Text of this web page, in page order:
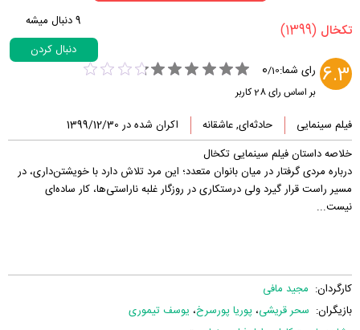
‏تکخال‏ (1399)
9دنبال میشه
دنبال کردن
6.3 رای شما: 0/10
بر اساس رای28کاربر
فیلم سینمایی حادثه‌ای, عاشقانه
اکران شده در 1399/12/30
خلاصه داستان فیلم سینمایی تکخال
درباره مردی گرفتار در میان بانوان متعدد؛ این مرد تلاش دارد با خویشتن‌داری، در
مسیر راست قرار گیرد ولی درستکاری در روزگار غلبه ناراستی‌ها، کار ساده‌ای
نیست...
کارگردان: مجید مافی
بازیگران: سحر قریشی، پوریا پورسرخ، یوسف تیموری